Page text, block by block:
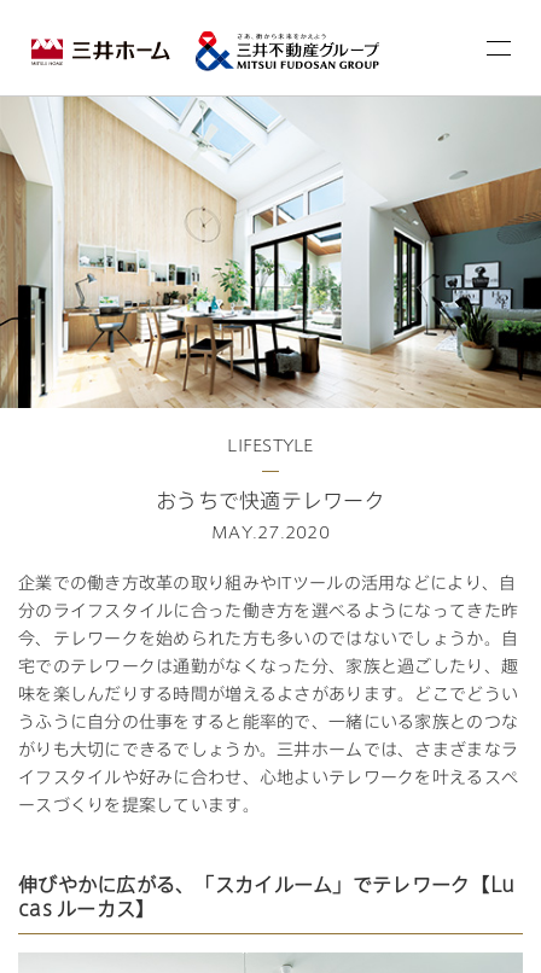
LIFESTYLE
おうちで快適テレワーク
MAY.27.2020
企業での働き方改革の取り組みやITツールの活用などにより、自
分のライフスタイルに合った働き方を選べるようになってきた昨
今、テレワークを始められた方も多いのではないでしょうか。自
宅でのテレワークは通勤がなくなった分、家族と過ごしたり、趣
味を楽しんだりする時間が増えるよさがあります。どこでどうい
うふうに自分の仕事をすると能率的で、一緒にいる家族とのつな
がりも大切にできるでしょうか。三井ホームでは、さまざまなラ
イフスタイルや好みに合わせ、心地よいテレワークを叶えるスペ
ースづくりを提案しています。
伸びやかに広がる、「スカイルーム」でテレワーク【Lu
cas ルーカス】